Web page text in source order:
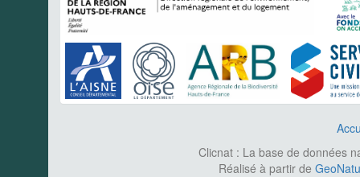
Clicnat : La base de données
Réalisé à partir de